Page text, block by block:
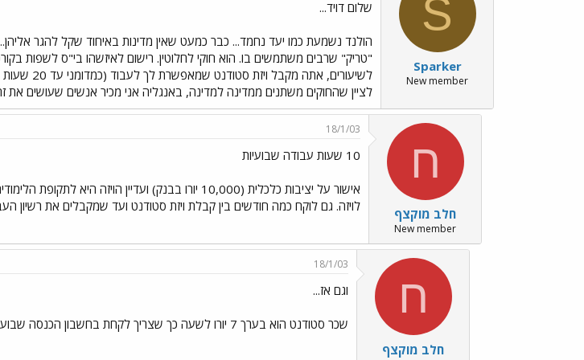
S
Sparker
New member
שלום דויד...
הולנד נשמעת כמו יעד נחמד... כבר כמעט שאין מדינות באיחוד שקל להגר
"טריק" שרבים משתמשים בו. הוא חוקי לחלוטין. רישום לאיזשהו בי"ס לשפות
לציין שהחוקים משתנים ממדינה למדינה, באנגליה אני מכיר אנשים שעושים את
ח
חלב מוקצף
New member
18/1/03
10 שעות עבודה שבועיות
אישור על יציבות כלכלית (10,000 יורו בבנק)
לויזה. גם לוקח כמה חודשים בין קבלת ויזת סטודנט ועד שמקבלים את רשיון
ח
חלב מוקצף
18/1/03
וגם אז...
שכר סטודנט הוא בערך 7 יורו לשעה כך שצריך לקחת בחשבון הכנסה שבועית של 70 יורו. (לא. אי אפשר לחיות מזה, למי שתהה)